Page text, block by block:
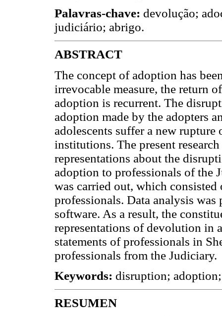
Palavras-chave: devolução;
judiciário; abrigo.
ABSTRACT
The concept of adoption has
irrevocable measure, the return
adoption is recurrent. The
adoption made by the adopters
adolescents suffer a new
institutions. The present
representations about the
adoption to professionals of the
was carried out, which
professionals. Data analysis
software. As a result, the
representations of devolution in
statements of professionals in
professionals from the Judiciary.
Keywords: disruption;
RESUMEN